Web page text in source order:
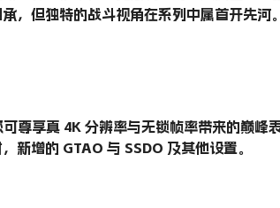
，但独特的战斗视角在系列中属首开先河
尊享真 4K 分辨率与无锁帧率带来的巅峰
新增的 GTAO 与 SSDO 及其他设置。